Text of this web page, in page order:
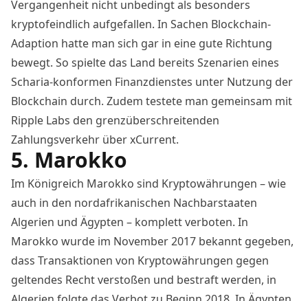
Vergangenheit nicht unbedingt als besonders
kryptofeindlich aufgefallen. In Sachen Blockchain-
Adaption hatte man sich gar in eine gute Richtung
bewegt. So spielte das Land bereits Szenarien eines
Scharia-konformen Finanzdienstes unter Nutzung der
Blockchain durch. Zudem testete man gemeinsam mit
Ripple Labs den grenzüberschreitenden
Zahlungsverkehr über xCurrent.
5. Marokko
Im Königreich Marokko sind Kryptowährungen – wie
auch in den nordafrikanischen Nachbarstaaten
Algerien und Ägypten – komplett verboten. In
Marokko wurde im November 2017 bekannt gegeben,
dass Transaktionen von Kryptowährungen gegen
geltendes Recht verstoßen und bestraft werden, in